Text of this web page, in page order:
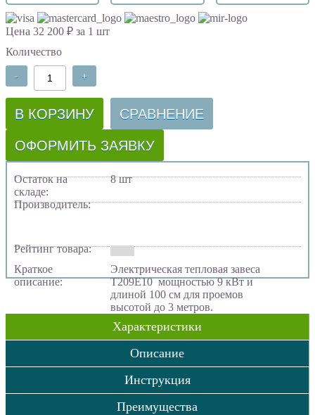
Цена 32 200 ₽ за 1 шт
Количество
- +
В КОРЗИНУ СРАВНЕНИЕ
ОФОРМИТЬ ЗАЯВКУ
Остаток на
складе:
8 шт
Производитель:
Рейтинг товара:
Краткое
описание:
Электрическая тепловая завеса
Т209Е10 мощностью 9 кВт и
длиной 100 см для проемов
высотой до 3 метров.
Характеристики
Описание
Инструкция
Преимущества